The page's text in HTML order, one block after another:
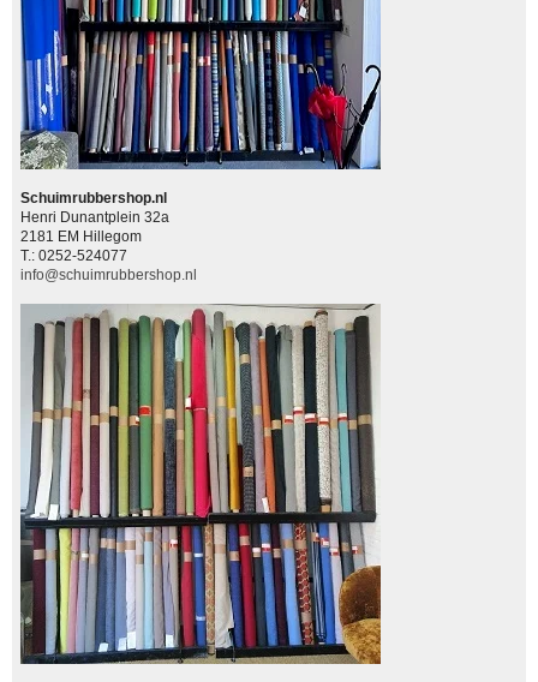
Schuimrubbershop.nl
Henri Dunantplein 32a
2181 EM Hillegom
T.: 0252-524077
info@schuimrubbershop.nl